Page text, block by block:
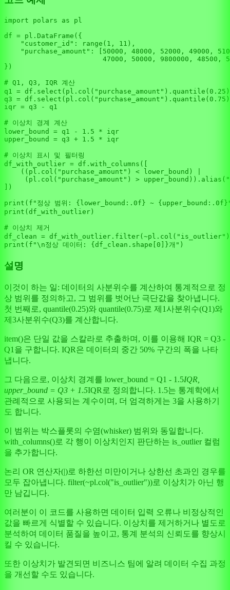
import polars as pl
df = pl.DataFrame({
"customer_id" : range ( 1 , 11 ),
"purchase_amount" : [ 50000 , 48000 , 52000 , 49000 ,
47000 , 50000 , 9800000 , 48500 ,
})
# Q1, Q3, IQR 계산
q1 = df.select(pl.col( "purchase_amount" ).quantile( 0.25
q3 = df.select(pl.col( "purchase_amount" ).quantile( 0.75
iqr = q3 - q1
# 이상치 경계 계산
lower_bound = q1 - 1.5 * iqr
upper_bound = q3 + 1.5 * iqr
# 이상치 표시 및 필터링
df_with_outlier = df.with_columns([
    ((pl.col(
"purchase_amount" ) < lower_bound) |
     (pl.col(
"purchase_amount" ) > upper_bound)).alias(
])
print ( f"정상 범위: {lower_bound: .0f} ~ {upper_bound: .0f}
print (df_with_outlier)
# 이상치 제거
df_clean = df_with_outlier. filter(~pl.col( "is_outlier"
print ( f"\n정상 데이터: {df_clean.shape[ 0 ]}개"
설명
이것이 하는 일: 데이터의 사분위수를 계산하여 통계적으로 정
상 범위를 정의하고, 그 범위를 벗어난 극단값을 찾아냅니다.
첫 번째로, quantile(0.25)와 quantile(0.75)로 제1사분위수(Q1)와
제3사분위수(Q3)를 계산합니다.
item()은 단일 값을 스칼라로 추출하며, 이를 이용해 IQR = Q3 -
Q1을 구합니다. IQR은 데이터의 중간 50% 구간의 폭을 나타
냅니다.
그 다음으로, 이상치 경계를 lower_bound = Q1 - 1.5IQR,
upper_bound = Q3 + 1.5IQR로 정의합니다. 1.5는 통계학에서
관례적으로 사용되는 계수이며, 더 엄격하게는 3을 사용하기
도 합니다.
이 범위는 박스플롯의 수염(whisker) 범위와 동일합니다.
with_columns()로 각 행이 이상치인지 판단하는 is_outlier 컬럼
을 추가합니다.
논리 OR 연산자(|)로 하한선 미만이거나 상한선 초과인 경우를
모두 잡아냅니다. filter(~pl.col("is_outlier"))로 이상치가 아닌 행
만 남깁니다.
여러분이 이 코드를 사용하면 데이터 입력 오류나 비정상적인
값을 빠르게 식별할 수 있습니다. 이상치를 제거하거나 별도로
분석하여 데이터 품질을 높이고, 통계 분석의 신뢰도를 향상시
킬 수 있습니다.
또한 이상치가 발견되면 비즈니스 팀에 알려 데이터 수집 과정
을 개선할 수도 있습니다.